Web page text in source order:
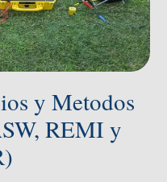
y Metodos
REMI y